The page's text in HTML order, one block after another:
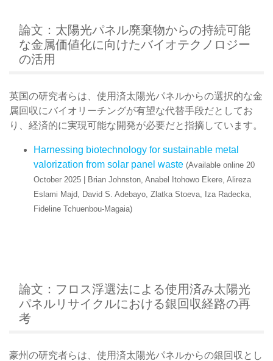
論文：太陽光パネル廃棄物からの持続可能
な金属価値化に向けたバイオテクノロジー
の活用
英国の研究者らは、使用済太陽光パネルからの選択的な金
属回収にバイオリーチングが有望な代替手段だとしてお
り、経済的に実現可能な開発が必要だと指摘しています。
Harnessing biotechnology for sustainable metal
valorization from solar panel waste (Available online 20
October 2025 | Brian Johnston, Anabel Itohowo Ekere, Alireza
Eslami Majd, David S. Adebayo, Zlatka Stoeva, Iza Radecka,
Fideline Tchuenbou-Magaia)
論文：フロス浮選法による使用済み太陽光
パネルリサイクルにおける銀回収経路の再
考
豪州の研究者らは、使用済太陽光パネルからの銀回収とし